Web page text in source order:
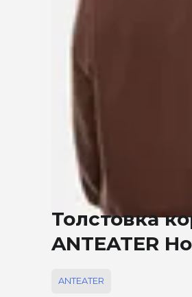
Толстовка
ANTEATER
ANTEATER